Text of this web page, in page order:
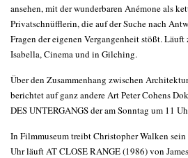
ansehen, mit der wunderbaren Anémone als
Privatschnüfflerin, die auf der Suche nach
Fragen der eigenen Vergangenheit stößt.
Isabella, Cinema und in Gilching.
Über den Zusammenhang zwischen
berichtet auf ganz andere Art Peter Cohens
DES UNTERGANGS der am Sonntag um 11
In Filmmuseum treibt Christopher Walken sein
Uhr läuft AT CLOSE RANGE (1986) von